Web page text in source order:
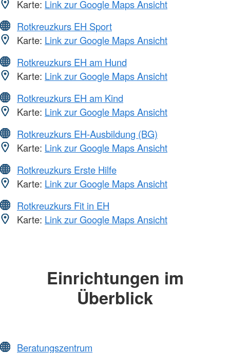
Karte: Link zur Google Maps Ansicht
Rotkreuzkurs EH Sport
Karte: Link zur Google Maps Ansicht
Rotkreuzkurs EH am Hund
Karte: Link zur Google Maps Ansicht
Rotkreuzkurs EH am Kind
Karte: Link zur Google Maps Ansicht
Rotkreuzkurs EH-Ausbildung (BG)
Karte: Link zur Google Maps Ansicht
Rotkreuzkurs Erste Hilfe
Karte: Link zur Google Maps Ansicht
Rotkreuzkurs Fit in EH
Karte: Link zur Google Maps Ansicht
Einrichtungen im
Überblick
Beratungszentrum